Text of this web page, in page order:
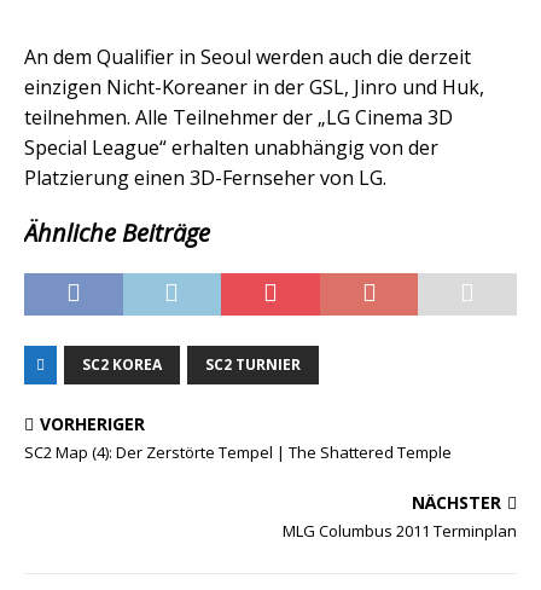
An dem Qualifier in Seoul werden auch die derzeit
einzigen Nicht-Koreaner in der GSL, Jinro und Huk,
teilnehmen. Alle Teilnehmer der „LG Cinema 3D
Special League“ erhalten unabhängig von der
Platzierung einen 3D-Fernseher von LG.
Ähnliche Beiträge
SC2 KOREA SC2 TURNIER
VORHERIGER
SC2 Map (4): Der Zerstörte Tempel | The Shattered Temple
NÄCHSTER
MLG Columbus 2011 Terminplan